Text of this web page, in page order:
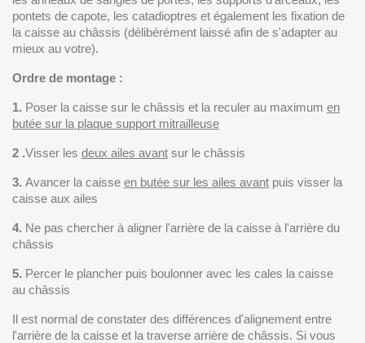
pontets de capote, les catadioptres et également les fixation de
la caisse au châssis (délibérément laissé afin de s'adapter au
mieux au votre).
Ordre de montage :
1. Poser la caisse sur le châssis et la reculer au maximum en
butée sur la plaque support mitrailleuse
2 .Visser les deux ailes avant sur le châssis
3. Avancer la caisse en butée sur les ailes avant puis visser la
caisse aux ailes
4. Ne pas chercher à aligner l'arrière de la caisse à l'arrière du
châssis
5. Percer le plancher puis boulonner avec les cales la caisse
au châssis
Il est normal de constater des différences d'alignement entre
l'arrière de la caisse et la traverse arrière de châssis. Si vous